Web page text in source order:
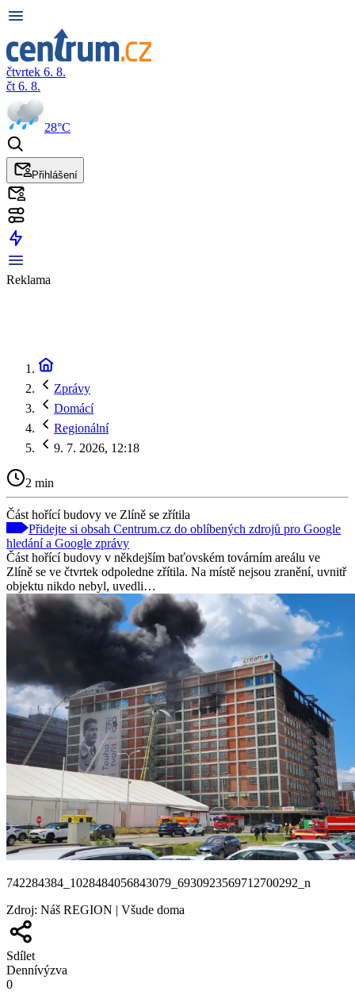
čtvrtek 6. 8.
čt 6. 8.
28°C
Přihlášení
Reklama
Zprávy
Domácí
Regionální
9. 7. 2026, 12:18
2 min
Část hořící budovy ve Zlíně se zřítila
Přidejte si obsah Centrum.cz do oblíbených zdrojů pro Google
hledání a Google zprávy
Část hořící budovy v někdejším baťovském továrním areálu ve
Zlíně se ve čtvrtek odpoledne zřítila. Na místě nejsou zranění, uvnitř
objektu nikdo nebyl, uvedli…
742284384_1028484056843079_6930923569712700292_n
Zdroj: Náš REGION | Všude doma
Sdílet
Dennívýzva
0